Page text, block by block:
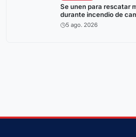
Se unen para rescatar
durante incendio de
5 ago. 2026